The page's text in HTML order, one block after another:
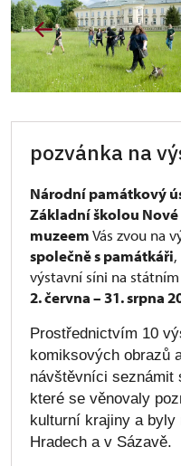
pozvánka na
Národní památkový
Základní školou
muzeemVás zvou na
společně s památkáři
výstavní síni na
2. června – 31. srpna
Prostřednictvím 10
komiksových obrazů
návštěvníci seznámit
které se věnovaly
kulturní krajiny a byly
Hradech a v Sázavě.